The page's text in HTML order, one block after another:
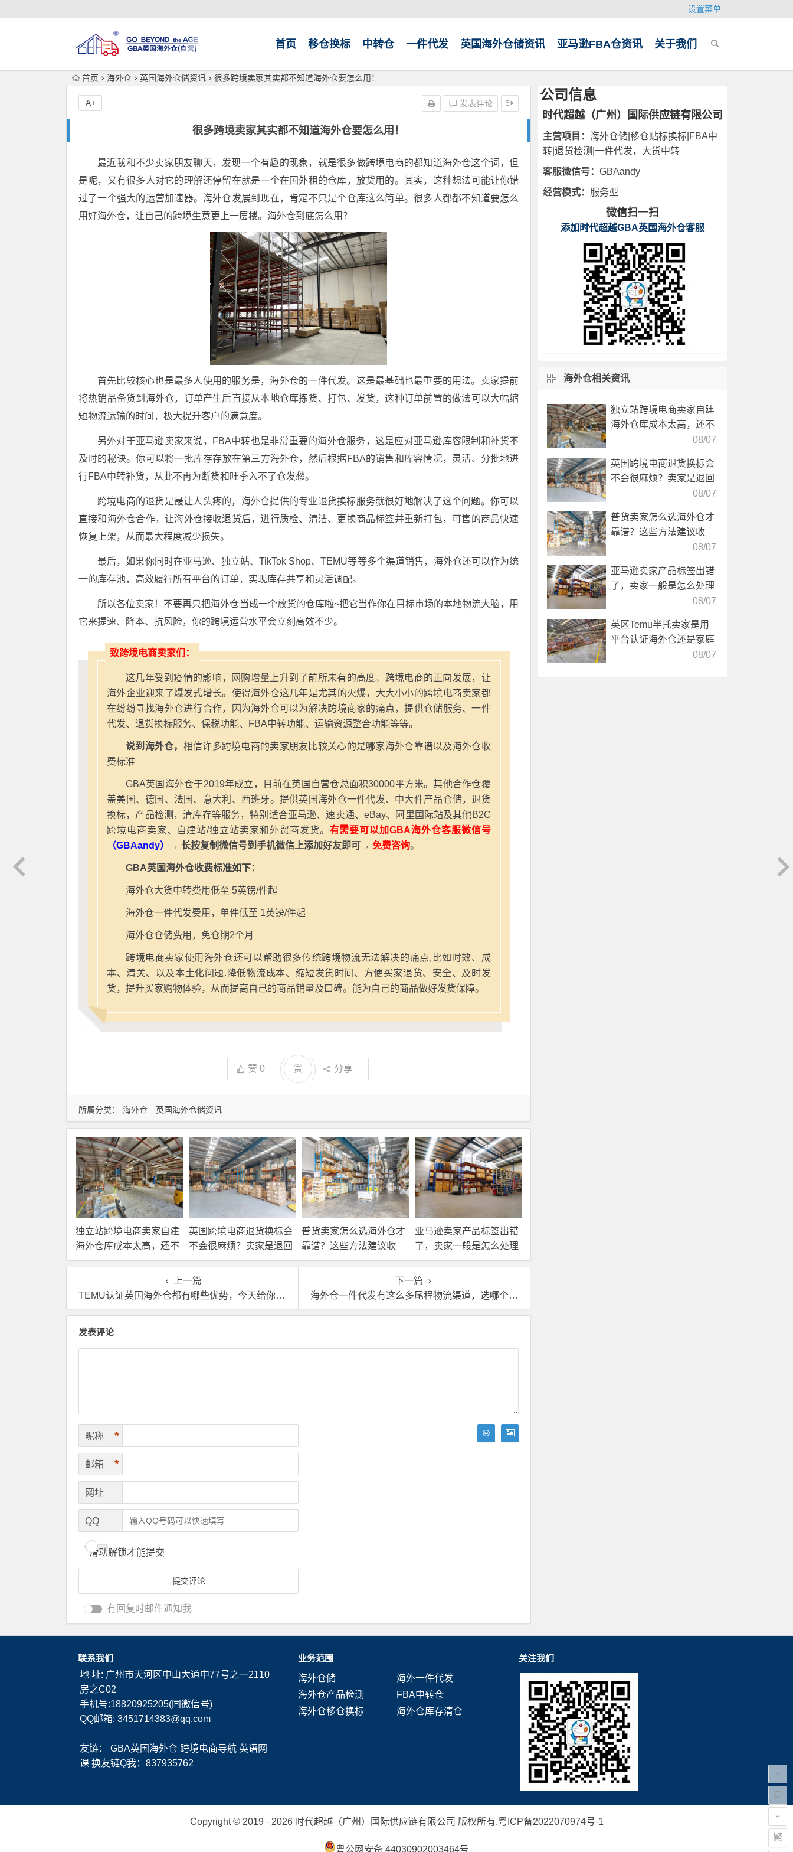
设置菜单
首页 移仓换标 中转仓 一件代发 英国海外仓储资讯 亚马逊FBA仓资讯 关于我们
首页 海外仓 英国海外仓储资讯 很多跨境卖家其实都不知道海外仓要怎么用！
很多跨境卖家其实都不知道海外仓要怎么用！
发表评论
A+
所属分类： 海外仓 英国海外仓储资讯
最近我和不少卖家朋友聊天，发现一个有趣的现象，就是很多做跨境电商的都知道海外仓这个词，但
是呢，又有很多人对它的理解还停留在就是一个在国外租的仓库，放货用的。其实，这种想法可能让你错
过了一个强大的运营加速器。海外仓发展到现在，肯定不只是个仓库这么简单。很多人都都不知道要怎么
用好海外仓，让自己的跨境生意更上一层楼。海外仓到底怎么用？
首先比较核心也是最多人使用的服务是，海外仓的一件代发。这是最基础也最重要的用法。卖家提前
将热销品备货到海外仓，订单产生后直接从本地仓库拣货、打包、发货，这种订单前置的做法可以大幅缩
短物流运输的时间，极大提升客户的满意度。
另外对于亚马逊卖家来说，FBA中转也是非常重要的海外仓服务，这是应对亚马逊库容限制和补货不
及时的秘诀。你可以将一批库存存放在第三方海外仓，然后根据FBA的销售和库容情况，灵活、分批地进
行FBA中转补货，从此不再为断货和旺季入不了仓发愁。
跨境电商的退货是最让人头疼的，海外仓提供的专业退货换标服务就很好地解决了这个问题。你可以
直接和海外仓合作，让海外仓接收退货后，进行质检、清洁、更换商品标签并重新打包，可售的商品快速
恢复上架，从而最大程度减少损失。
最后，如果你同时在亚马逊、独立站、TikTok Shop、TEMU等等多个渠道销售，海外仓还可以作为统
一的库存池，高效履行所有平台的订单，实现库存共享和灵活调配。
所以各位卖家！不要再只把海外仓当成一个放货的仓库啦~把它当作你在目标市场的本地物流大脑，用
它来提速、降本、抗风险，你的跨境运营水平会立刻高效不少。
致跨境电商卖家们：
这几年受到疫情的影响，网购增量上升到了前所未有的高度。跨境电商的正向发展，让
海外企业迎来了爆发式增长。使得海外仓这几年是尤其的火爆，大大小小的跨境电商卖家都
在纷纷寻找海外仓进行合作，因为海外仓可以为解决跨境商家的痛点，提供仓储服务、一件
代发、退货换标服务、保税功能、FBA中转功能、运输资源整合功能等等。
说到海外仓， 相信许多跨境电商的卖家朋友比较关心的是哪家海外仓靠谱以及海外仓收
费标准
GBA英国海外仓于2019年成立，目前在英国自营仓总面积30000平方米。其他合作仓覆
盖美国、德国、法国、意大利、西班牙。提供英国海外仓一件代发、中大件产品仓储，退货
换标，产品检测，清库存等服务，特别适合亚马逊、速卖通、eBay、阿里国际站及其他B2C
跨境电商卖家、自建站/独立站卖家和外贸商发货。 有需要可以加GBA海外仓客服微信号
（GBAandy）
→ 长按复制微信号到手机微信上添加好友即可→ 免费咨询。
GBA英国海外仓收费标准如下：
海外仓大货中转费用低至 5英镑/件起
海外仓一件代发费用，单件低至 1英镑/件起
海外仓仓储费用，免仓期2个月
跨境电商卖家使用海外仓还可以帮助很多传统跨境物流无法解决的痛点,比如时效、成
本、清关、以及本土化问题.降低物流成本、缩短发货时间、方便买家退货、安全、及时发
货，提升买家购物体验，从而提高自己的商品销量及口碑。能为自己的商品做好发货保障。
赞 0 赏 分享
独立站跨境电商卖家自建
海外仓库成本太高，还不
如直接找第三方自营海外
英国跨境电商退货换标会
不会很麻烦？卖家是退回
国内还是在海外直接处
理？
普货卖家怎么选海外仓才
靠谱？这些方法建议收
藏！
亚马逊卖家产品标签出错
了，卖家一般是怎么处理
的？
上一篇
TEMU认证英国海外仓都有哪些优势，今天给你讲明白！
下一篇
海外仓一件代发有这么多尾程物流渠道，选哪个好呢？
发表评论
昵称 *
邮箱 *
网址
QQ
滑动解锁才能提交
有回复时邮件通知我
公司信息
时代超越（广州）国际供应链有限公司
主营项目： 海外仓储|移仓贴标换标|FBA中
转|退货检测|一件代发，大货中转
客服微信号： GBAandy
经营模式： 服务型
微信扫一扫
添加时代超越GBA英国海外仓客服
海外仓相关资讯
独立站跨境电商卖家自建
海外仓库成本太高，还不
如直接找第三方自营海外
08/07
英国跨境电商退货换标会
不会很麻烦？卖家是退回
国内还是在海外直接处08/07
普货卖家怎么选海外仓才
靠谱？这些方法建议收
08/07
亚马逊卖家产品标签出错
了，卖家一般是怎么处理
08/07
英区Temu半托卖家是用
平台认证海外仓还是家庭
08/07
联系我们
地 址: 广州市天河区中山大道中77号之一2110
房之C02
手机号:18820925205(同微信号)
QQ邮箱: 3451714383@qq.com
友链： GBA英国海外仓 跨境电商导航 英语网
课 换友链Q我：837935762
业务范围
海外仓储
海外一件代发
海外仓产品检测
FBA中转仓
海外仓移仓换标
海外仓库存清仓
关注我们
Copyright © 2019 - 2026 时代超越（广州）国际供应链有限公司 版权所有.粤ICP备2022070974号-1
粤公网安备 44030902003464号
繁